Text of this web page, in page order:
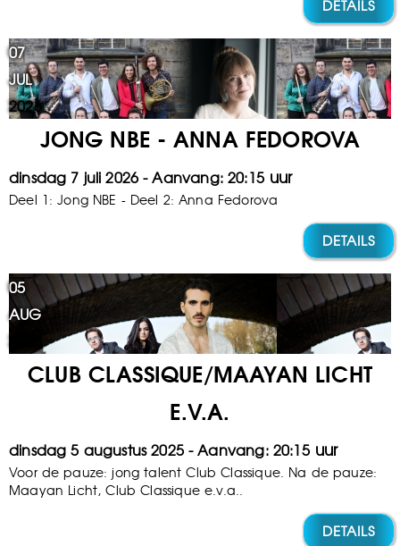
DETAILS
07
JUL
2026
JONG NBE - ANNA FEDOROVA
dinsdag 7 juli 2026 20:15
Deel 1: Jong NBE - Deel 2: Anna Fedorova
DETAILS
05
AUG
CLUB CLASSIQUE/MAAYAN LICHT
E.V.A.
dinsdag 5 augustus 2025 20:15
Voor de pauze: jong talent Club Classique. Na de pauze:
Maayan Licht, Club Classique e.v.a..
DETAILS